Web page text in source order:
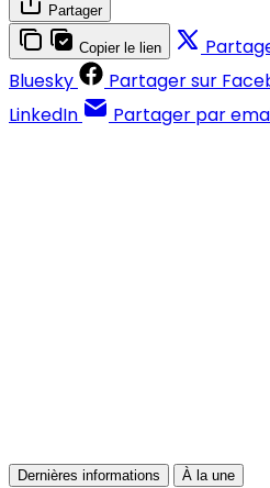
Partager
Copier le lien
Bluesky
Partager sur
LinkedIn
Partager par
Dernières informations À la une